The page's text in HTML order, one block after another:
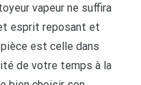
vapeur ne suffira
esprit reposant et
est celle dans
de votre temps à la